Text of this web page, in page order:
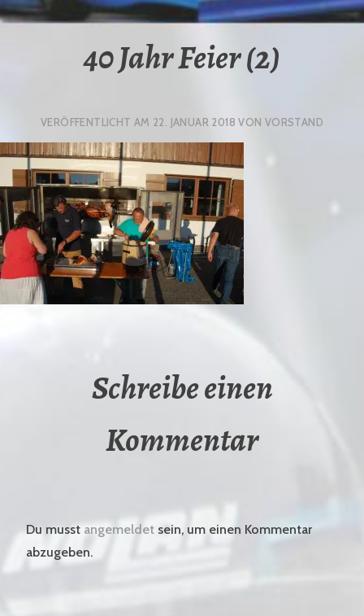
40 Jahr Feier (2)
VERÖFFENTLICHT AM 22. JANUAR 2018 VON VORSTAND
Schreibe einen
Kommentar
Du musst angemeldet sein, um einen Kommentar
abzugeben.